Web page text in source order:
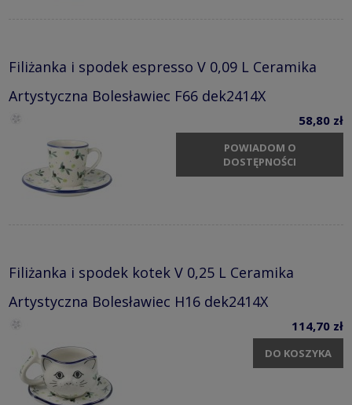
Filiżanka i spodek espresso V 0,09 L Ceramika
Artystyczna Bolesławiec F66 dek2414X
58,80 zł
POWIADOM O
DOSTĘPNOŚCI
Filiżanka i spodek kotek V 0,25 L Ceramika
Artystyczna Bolesławiec H16 dek2414X
114,70 zł
DO KOSZYKA